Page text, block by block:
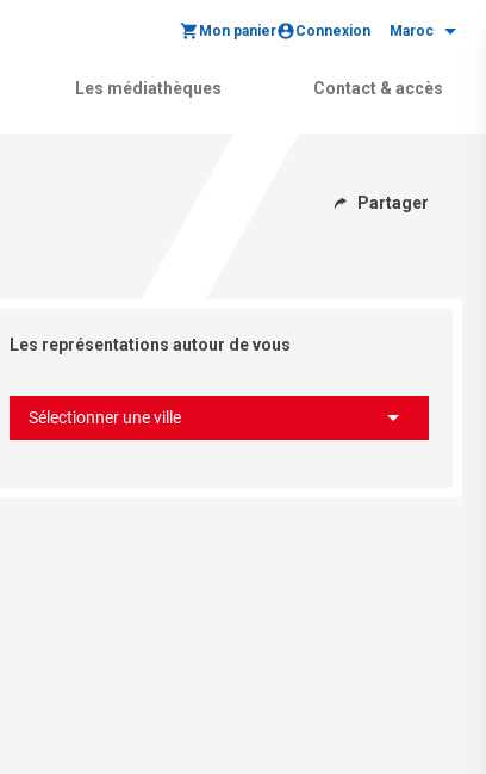
Mon panier Connexion Maroc
Les médiathèques Contact & accès
Partager
Les représentations autour de vous
Sélectionner une ville